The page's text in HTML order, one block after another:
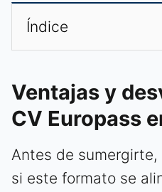
Índice
Ventajas y
CV Europass
Antes de
si este formato se